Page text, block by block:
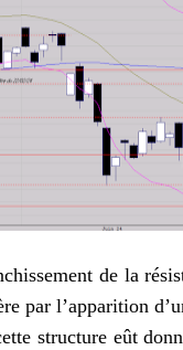
de la
par l’apparition
structure eût